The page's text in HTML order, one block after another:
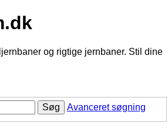
og rigtige jernbaner. Stil dine
Søg Avanceret søgning